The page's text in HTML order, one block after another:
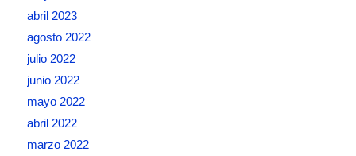
abril 2023
agosto 2022
julio 2022
junio 2022
mayo 2022
abril 2022
marzo 2022